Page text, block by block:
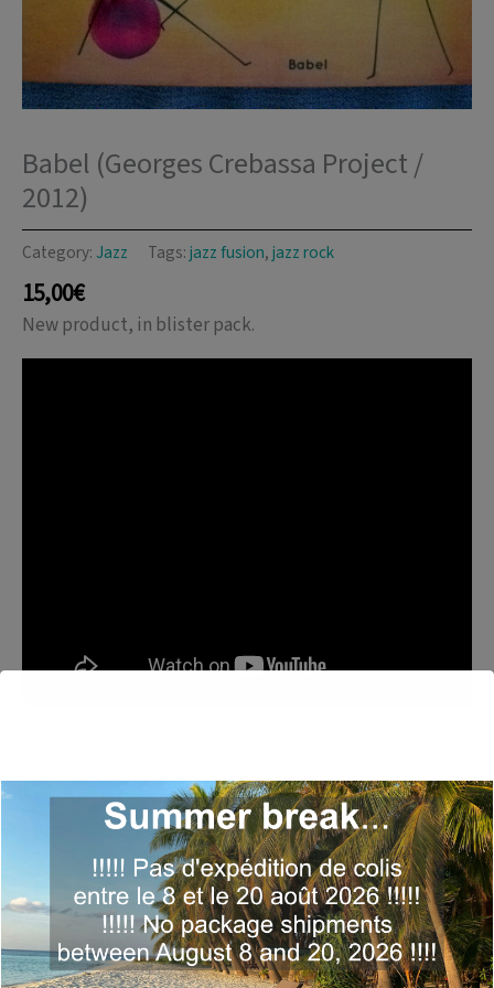
Babel (Georges Crebassa Project /
2012)
Category:Jazz Tags:jazz fusion,jazz rock
15,00€
New product, in blister pack.
Label: Not On Label
Personnel: Adil Smaali, Cazenove, Fred Girard,
Georges Crebassa, Manu Codjia, Mary Stephenson
Titres
1 – Le Dernier Combat – 6:26 / 2 – Les Nues – 6:19 /
3 – Babel – 5:12 / 4 – Chant D’Amour – 6:13 / 5 – 5.73
– 1:13 / 6 – Le Chant Des Terres – 5:36 / 7 – Kepler-